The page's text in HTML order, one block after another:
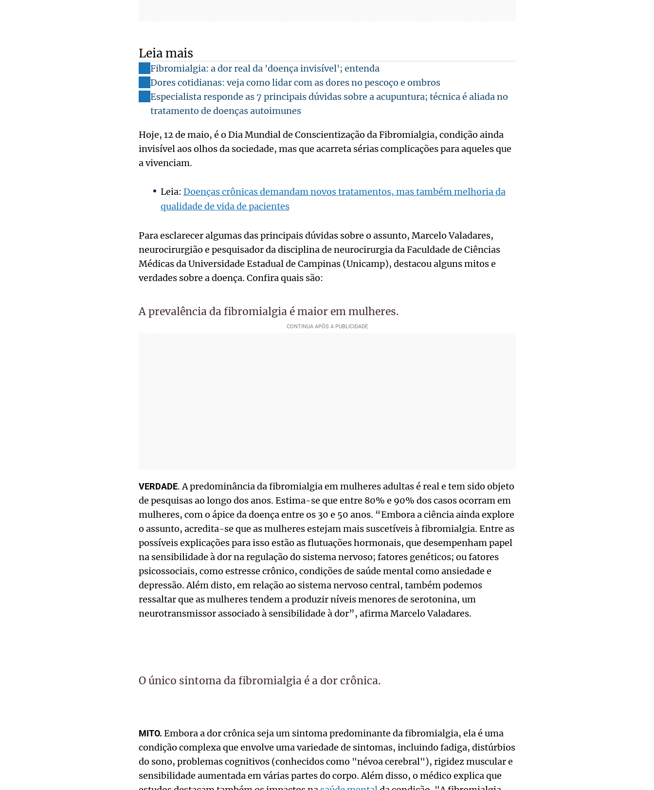
Leia mais
Fibromialgia: a dor real da 'doença invisível'; entenda
Dores cotidianas: veja como lidar com as dores no pescoço e ombros
Especialista responde as 7 principais dúvidas sobre a acupuntura; técnica é aliada no
tratamento de doenças autoimunes
Hoje, 12 de maio, é o Dia Mundial de Conscientização da Fibromialgia, condição ainda
invisível aos olhos da sociedade, mas que acarreta sérias complicações para aqueles que
a vivenciam.
Leia: Doenças crônicas demandam novos tratamentos, mas também melhoria da
qualidade de vida de pacientes
Para esclarecer algumas das principais dúvidas sobre o assunto, Marcelo Valadares,
neurocirurgião e pesquisador da disciplina de neurocirurgia da Faculdade de Ciências
Médicas da Universidade Estadual de Campinas (Unicamp), destacou alguns mitos e
verdades sobre a doença. Confira quais são:
A prevalência da fibromialgia é maior em mulheres.
VERDADE. A predominância da fibromialgia em mulheres adultas é real e tem sido objeto
de pesquisas ao longo dos anos. Estima-se que entre 80% e 90% dos casos ocorram em
mulheres, com o ápice da doença entre os 30 e 50 anos. “Embora a ciência ainda explore
o assunto, acredita-se que as mulheres estejam mais suscetíveis à fibromialgia. Entre as
possíveis explicações para isso estão as flutuações hormonais, que desempenham papel
na sensibilidade à dor na regulação do sistema nervoso; fatores genéticos; ou fatores
psicossociais, como estresse crônico, condições de saúde mental como ansiedade e
depressão. Além disto, em relação ao sistema nervoso central, também podemos
ressaltar que as mulheres tendem a produzir níveis menores de serotonina, um
neurotransmissor associado à sensibilidade à dor”, afirma Marcelo Valadares.
O único sintoma da fibromialgia é a dor crônica.
MITO. Embora a dor crônica seja um sintoma predominante da fibromialgia, ela é uma
condição complexa que envolve uma variedade de sintomas, incluindo fadiga, distúrbios
do sono, problemas cognitivos (conhecidos como "névoa cerebral"), rigidez muscular e
sensibilidade aumentada em várias partes do corpo. Além disso, o médico explica que